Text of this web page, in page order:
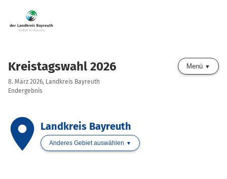
Kreistagswahl 2026
8. März 2026, Landkreis Bayreuth
Endergebnis
Menü
placeLandkreis Bayreuth
Anderes Gebiet auswählen